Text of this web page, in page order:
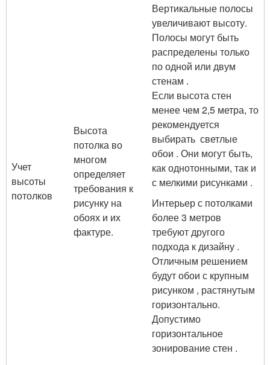
Учет
высоты
потолков
Высота
потолка во
многом
определяет
требования к
рисунку на
обоях и их
фактуре.
Вертикальные полосы
увеличивают высоту.
Полосы могут быть
распределены только
по одной или двум
стенам .
Если высота стен
менее чем 2,5 метра, то
рекомендуется
выбирать светлые
обои . Они могут быть,
как однотонными, так и
с мелкими рисунками .
Интерьер с потолками
более 3 метров
требуют другого
подхода к дизайну .
Отличным решением
будут обои с крупным
рисунком , растянутым
горизонтально.
Допустимо
горизонтальное
зонирование стен .